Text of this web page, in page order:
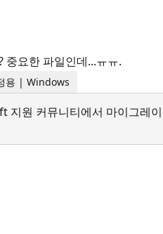
중요한 파일인데...ㅠㅠ.
용 | Windows
지원 커뮤니티에서 마이그레